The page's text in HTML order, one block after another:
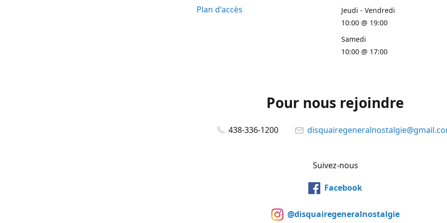
Plan d'accès
Jeudi - Vendredi
10:00 @ 19:00
Samedi
10:00 @ 17:00
Pour nous rejoindre
438-336-1200
Suivez-nous
Facebook
@disquairegeneralnostalgie